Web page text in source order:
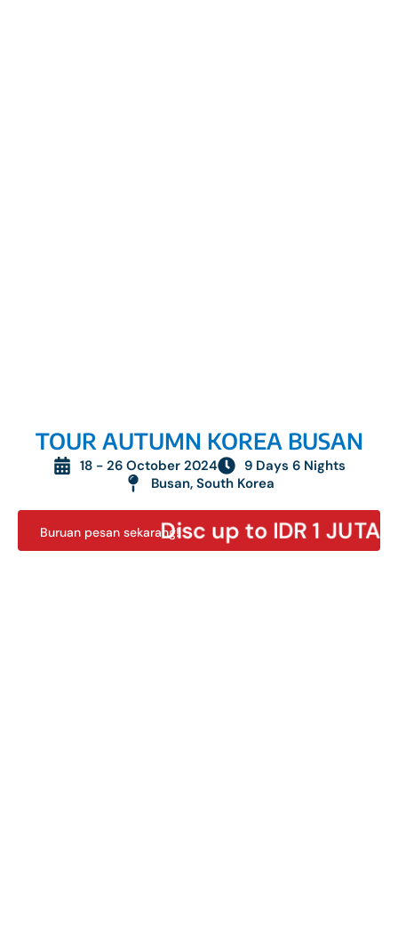
TOUR AUTUMN KOREA BUSAN
18 - 26 October 2024
9 Days 6 Nights
Busan, South Korea
Buruan pesan sekarang! Disc up to IDR 1 JUTA